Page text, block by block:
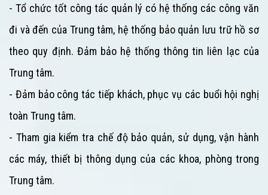
- Tổ chức tốt công tác quản lý có hệ thống các công văn
đi và đến của Trung tâm, hệ thống bảo quản lưu trữ hồ sơ
theo quy định. Đảm bảo hệ thống thông tin liên lạc của
Trung tâm.
- Đảm bảo công tác tiếp khách, phục vụ các buổi hội nghị
toàn Trung tâm.
- Tham gia kiểm tra chế độ bảo quản, sử dụng, vận hành
các máy, thiết bị thông dụng của các khoa, phòng trong
Trung tâm.